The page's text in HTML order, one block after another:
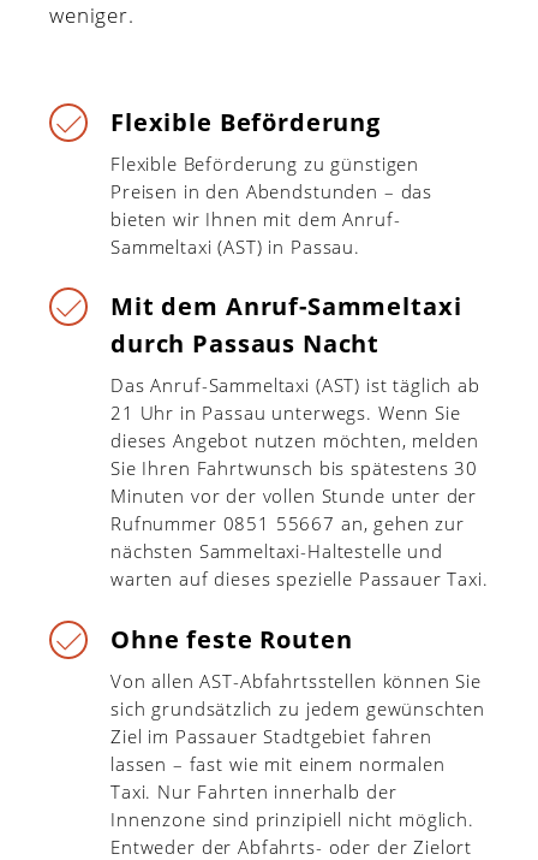
weniger.
Flexible Beförderung
Flexible Beförderung zu günstigen
Preisen in den Abendstunden – das
bieten wir Ihnen mit dem Anruf-
Sammeltaxi (AST) in Passau.
Mit dem Anruf-Sammeltaxi
durch Passaus Nacht
Das Anruf-Sammeltaxi (AST) ist täglich ab
21 Uhr in Passau unterwegs. Wenn Sie
dieses Angebot nutzen möchten, melden
Sie Ihren Fahrtwunsch bis spätestens 30
Minuten vor der vollen Stunde unter der
Rufnummer 0851 55667 an, gehen zur
nächsten Sammeltaxi-Haltestelle und
warten auf dieses spezielle Passauer Taxi.
Ohne feste Routen
Von allen AST-Abfahrtsstellen können Sie
sich grundsätzlich zu jedem gewünschten
Ziel im Passauer Stadtgebiet fahren
lassen – fast wie mit einem normalen
Taxi. Nur Fahrten innerhalb der
Innenzone sind prinzipiell nicht möglich.
Entweder der Abfahrts- oder der Zielort